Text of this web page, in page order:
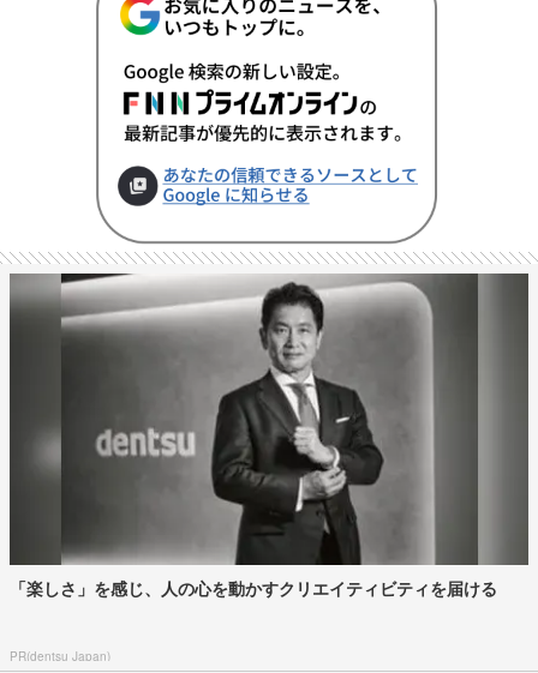
「楽しさ」を感じ、人の心を動かすクリエイティビティを届ける
PR(dentsu Japan)